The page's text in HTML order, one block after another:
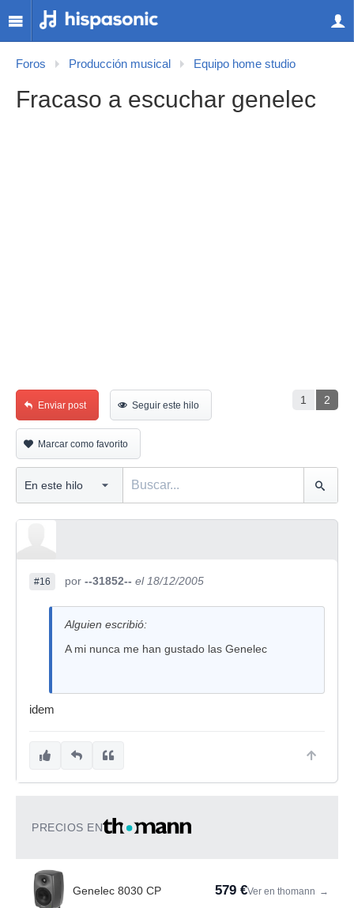
Foros Producción musical Equipo home studio
Fracaso a escuchar genelec
1 2
Enviar post Seguir este hilo
Marcar como favorito
#16 por --31852-- el 18/12/2005
Alguien escribió:
A mi nunca me han gustado las Genelec
idem
PRECIOS EN
Genelec 8030 CP 579 €Ver en thomann →